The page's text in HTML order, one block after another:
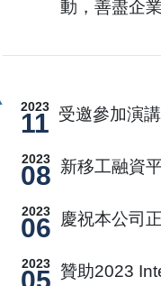
動，善盡企
2023
11 受邀參加演
2023
08 新移工融資
2023
06 慶祝本公司
2023
贊助2023